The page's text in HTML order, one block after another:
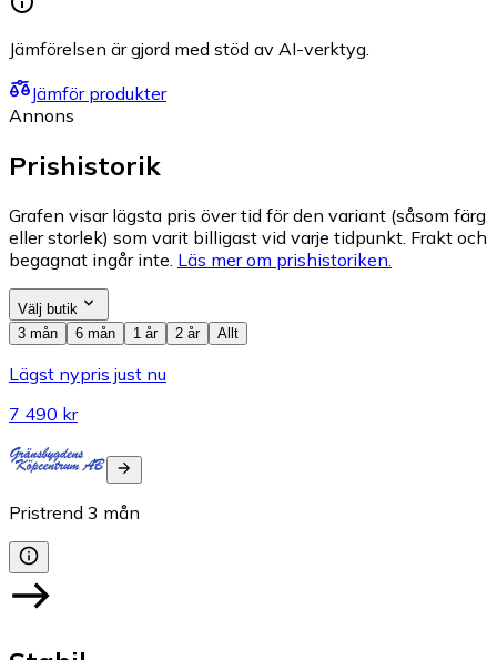
Jämförelsen är gjord med stöd av AI-verktyg.
Jämför produkter
Annons
Prishistorik
Grafen visar lägsta pris över tid för den variant (såsom färg
eller storlek) som varit billigast vid varje tidpunkt. Frakt och
begagnat ingår inte. Läs mer om prishistoriken.
Välj butik
3 mån
6 mån 1 år 2 år Allt
Lägst nypris just nu
7 490 kr
Pristrend 3 mån